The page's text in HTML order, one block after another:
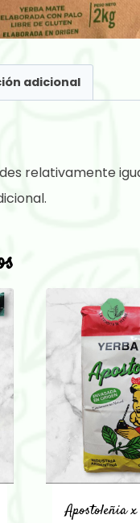
adicional
relativamente
Apostoleñia